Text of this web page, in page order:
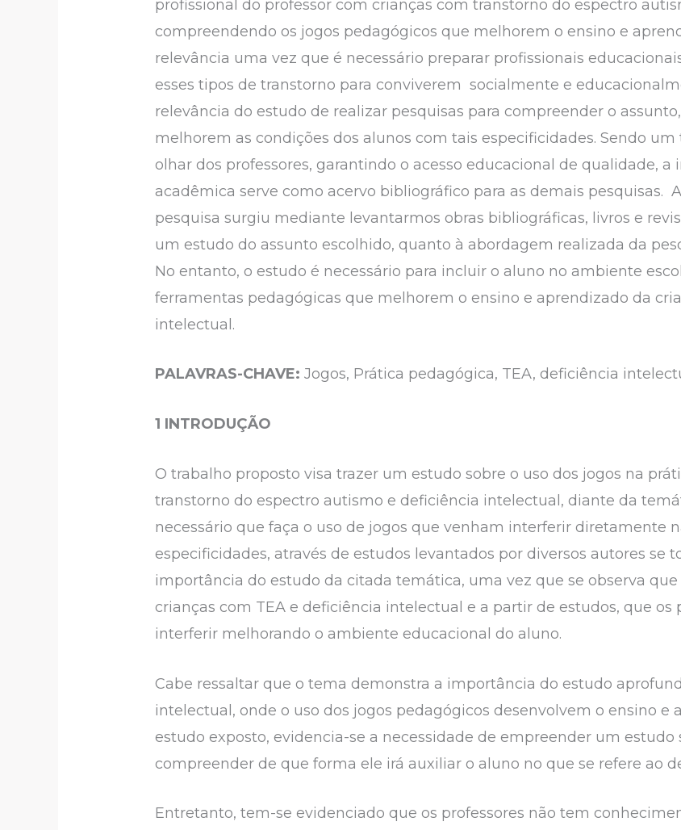
profissional do professor com crianças com transtorno do espectro
compreendendo os jogos pedagógicos que melhorem o ensino e
relevância uma vez que é necessário preparar profissionais
esses tipos de transtorno para conviverem socialmente e
relevância do estudo de realizar pesquisas para compreender o
melhorem as condições dos alunos com tais especificidades. Sendo
olhar dos professores, garantindo o acesso educacional de qualidade,
acadêmica serve como acervo bibliográfico para as demais pesquisas.
pesquisa surgiu mediante levantarmos obras bibliográficas, livros e
um estudo do assunto escolhido, quanto à abordagem realizada da
No entanto, o estudo é necessário para incluir o aluno no ambiente
ferramentas pedagógicas que melhorem o ensino e aprendizado da
intelectual.
PALAVRAS-CHAVE:Jogos, Prática pedagógica, TEA, deficiência
1 INTRODUÇÃO
O trabalho proposto visa trazer um estudo sobre o uso dos jogos na
transtorno do espectro autismo e deficiência intelectual, diante da
necessário que faça o uso de jogos que venham interferir diretamente
especificidades, através de estudos levantados por diversos autores se
importância do estudo da citada temática, uma vez que se observa
crianças com TEA e deficiência intelectual e a partir de estudos, que os
interferir melhorando o ambiente educacional do aluno.
Cabe ressaltar que o tema demonstra a importância do estudo
intelectual, onde o uso dos jogos pedagógicos desenvolvem o ensino e
estudo exposto, evidencia-se a necessidade de empreender um estudo
compreender de que forma ele irá auxiliar o aluno no que se refere ao
Entretanto, tem-se evidenciado que os professores não tem